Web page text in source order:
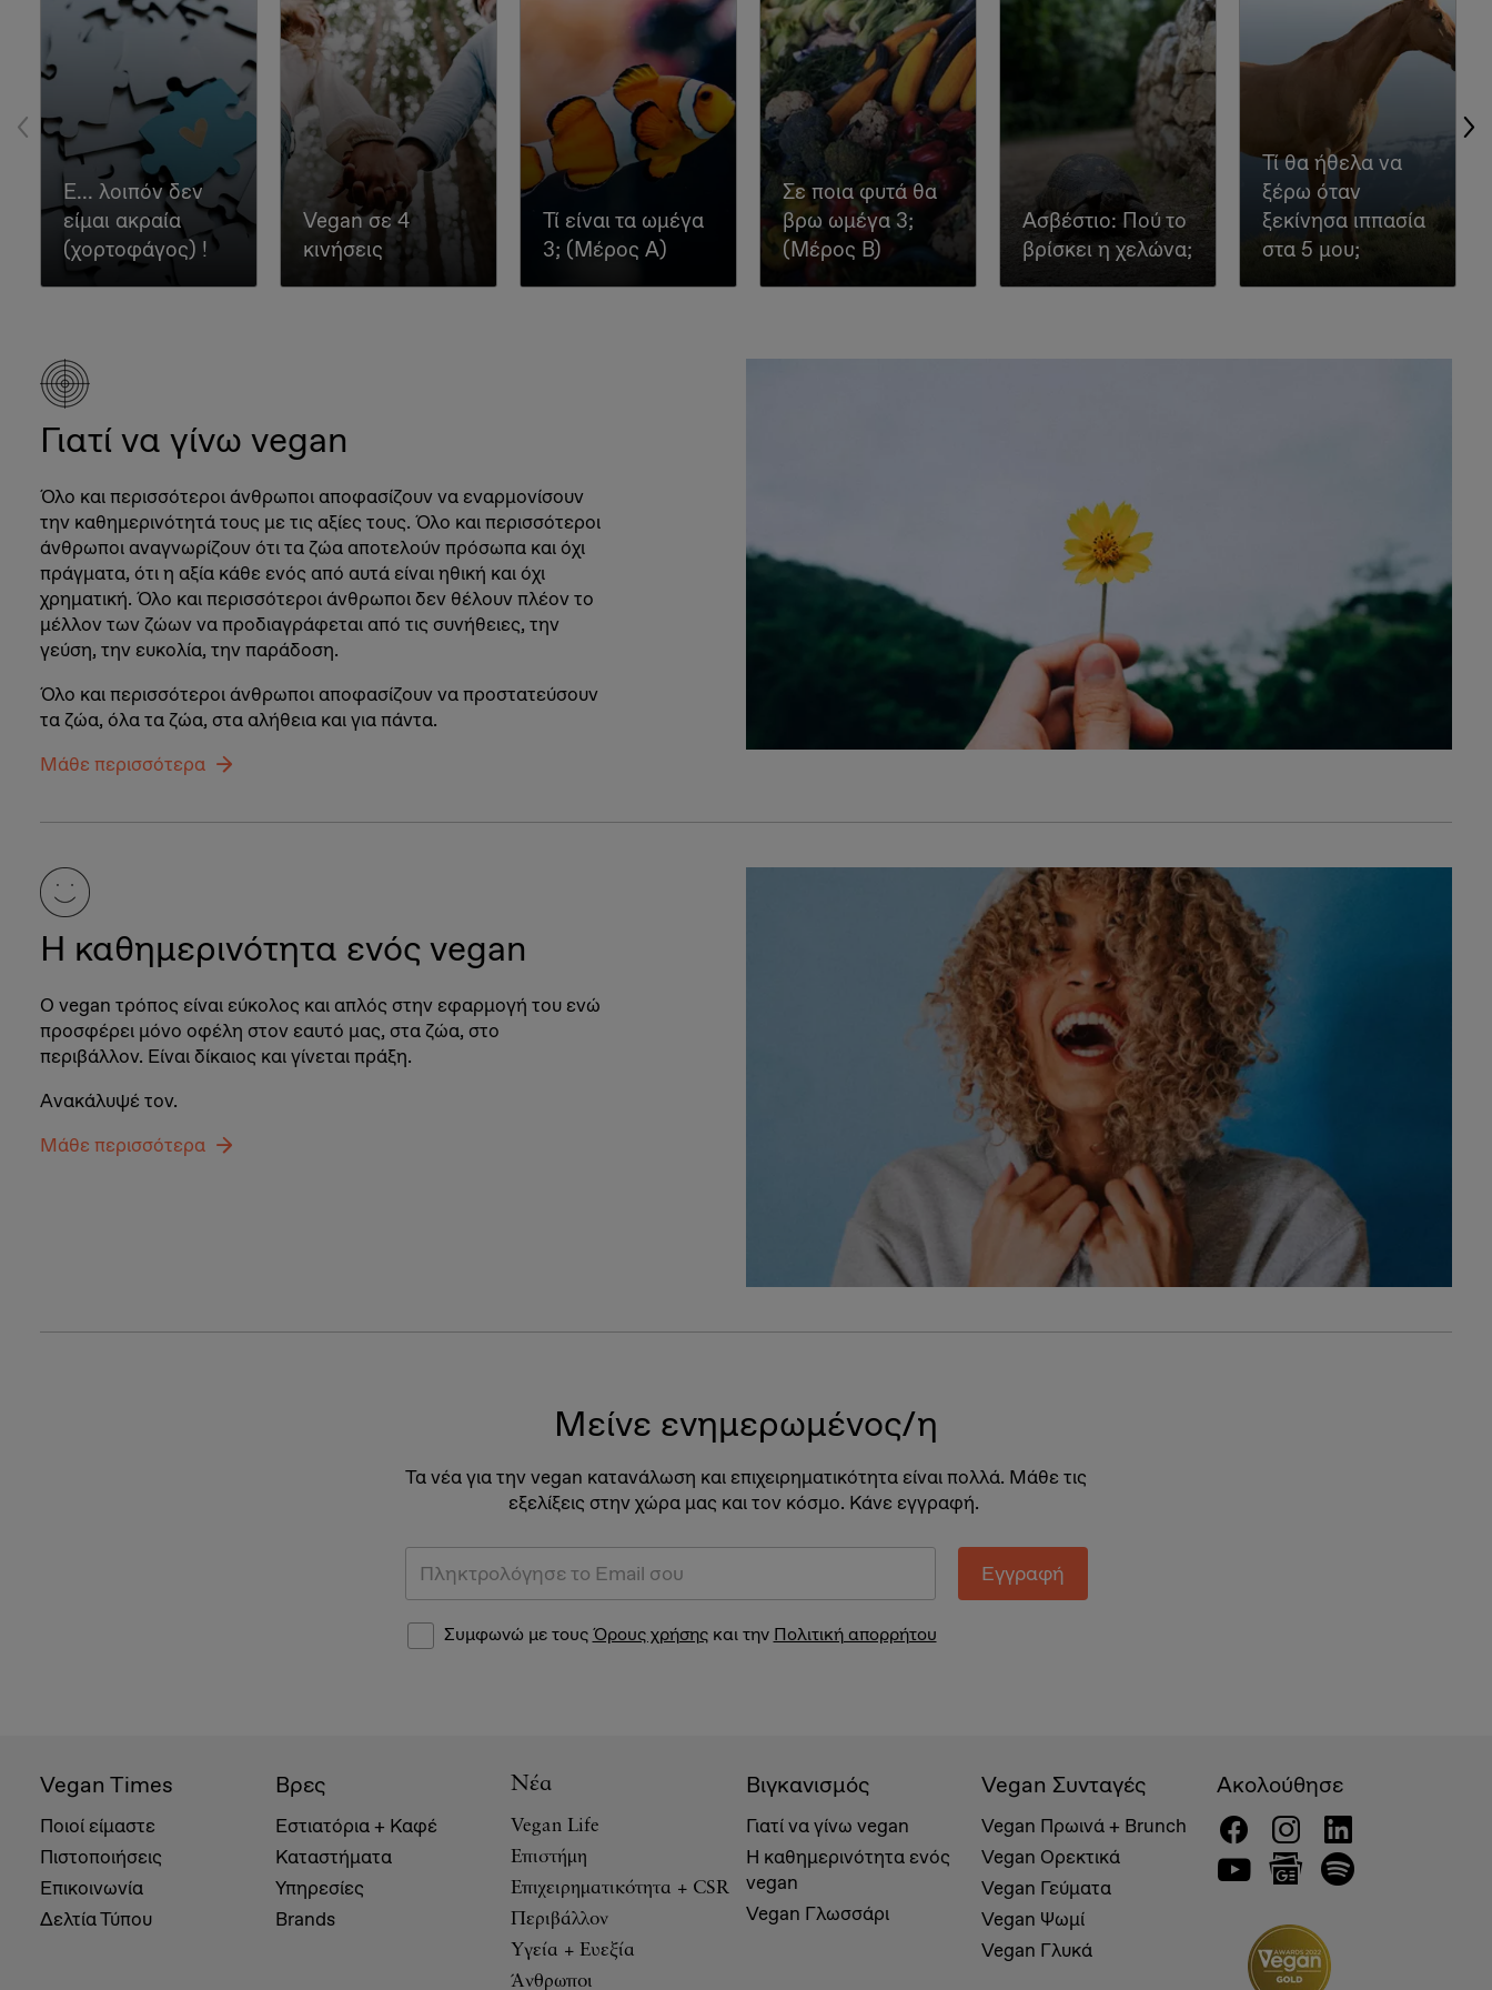
Ε... λοιπόν δεν
είμαι ακραία
(χορτοφάγος) !
Vegan σε 4
κινήσεις
Τί είναι τα ωμέγα
3; (Μέρος Α)
Σε ποια φυτά θα
βρω ωμέγα 3;
(Μέρος Β)
Ασβέστιο: Πού το
βρίσκει η χελώνα;
Τί θα ήθελα να
ξέρω όταν
ξεκίνησα ιππασία
στα 5 μου;
Γιατί να γίνω vegan
Όλο και περισσότεροι άνθρωποι αποφασίζουν να εναρμονίσουν
την καθημερινότητά τους με τις αξίες τους. Όλο και περισσότεροι
άνθρωποι αναγνωρίζουν ότι τα ζώα αποτελούν πρόσωπα και όχι
πράγματα, ότι η αξία κάθε ενός από αυτά είναι ηθική και όχι
χρηματική. Όλο και περισσότεροι άνθρωποι δεν θέλουν πλέον το
μέλλον των ζώων να προδιαγράφεται από τις συνήθειες, την
γεύση, την ευκολία, την παράδοση.
Όλο και περισσότεροι άνθρωποι αποφασίζουν να προστατεύσουν
τα ζώα, όλα τα ζώα, στα αλήθεια και για πάντα.
Μάθε περισσότερα
Η καθημερινότητα ενός vegan
Ο vegan τρόπος είναι εύκολος και απλός στην εφαρμογή του ενώ
προσφέρει μόνο οφέλη στον εαυτό μας, στα ζώα, στο
περιβάλλον. Είναι δίκαιος και γίνεται πράξη.
Ανακάλυψέ τον.
Μάθε περισσότερα
Μείνε ενημερωμένος/η
Τα νέα για την vegan κατανάλωση και επιχειρηματικότητα είναι πολλά. Μάθε τις
εξελίξεις στην χώρα μας και τον κόσμο. Κάνε εγγραφή.
Εγγραφή
Συμφωνώ με τουςΌρους χρήσηςκαι την Πολιτική απορρήτου
Vegan Times
Ποιοί είμαστε
Πιστοποιήσεις
Επικοινωνία
Δελτία Τύπου
Βρες
Εστιατόρια + Καφέ
Καταστήματα
Υπηρεσίες
Brands
Νέα
Vegan Life
Επιστήμη
Επιχειρηματικότητα + CSR
Περιβάλλον
Υγεία + Ευεξία
Άνθρωποι
Βιγκανισμός
Γιατί να γίνω vegan
Η καθημερινότητα ενός
vegan
Vegan Γλωσσάρι
Vegan Συνταγές
Vegan Πρωινά + Brunch
Vegan Ορεκτικά
Vegan Γεύματα
Vegan Ψωμί
Vegan Γλυκά
Ακολούθησε